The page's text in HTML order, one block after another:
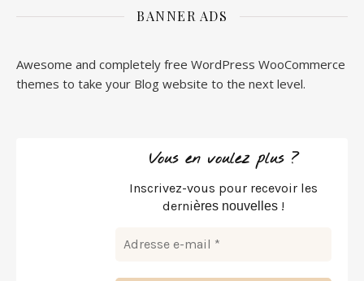
BANNER ADS
Awesome and completely free WordPress WooCommerce
themes to take your Blog website to the next level.
Vous en voulez plus ?
Inscrivez-vous pour recevoir les
dernières nouvelles !